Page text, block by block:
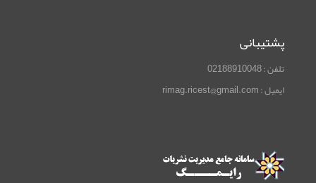
پشتیبانی
تلفن : 02188910048
ایمیل : rimag.ricest@gmail.com